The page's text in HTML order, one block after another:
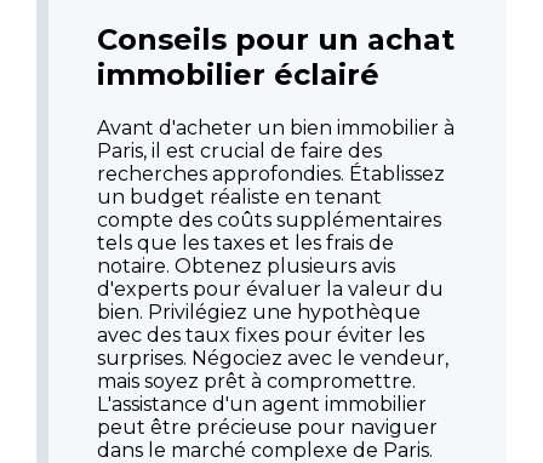
Conseils pour un achat
immobilier éclairé
Avant d'acheter un bien immobilier à
Paris, il est crucial de faire des
recherches approfondies. Établissez
un budget réaliste en tenant
compte des coûts supplémentaires
tels que les taxes et les frais de
notaire. Obtenez plusieurs avis
d'experts pour évaluer la valeur du
bien. Privilégiez une hypothèque
avec des taux fixes pour éviter les
surprises. Négociez avec le vendeur,
mais soyez prêt à compromettre.
L'assistance d'un agent immobilier
peut être précieuse pour naviguer
dans le marché complexe de Paris.